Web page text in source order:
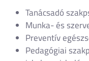
Tanácsadó
Munka- és
Preventív
Pedagógiai